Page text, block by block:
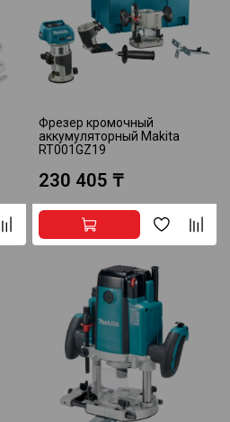
Фрезер кромочный
аккумуляторный Makita
RT001GZ19
230 405 ₸